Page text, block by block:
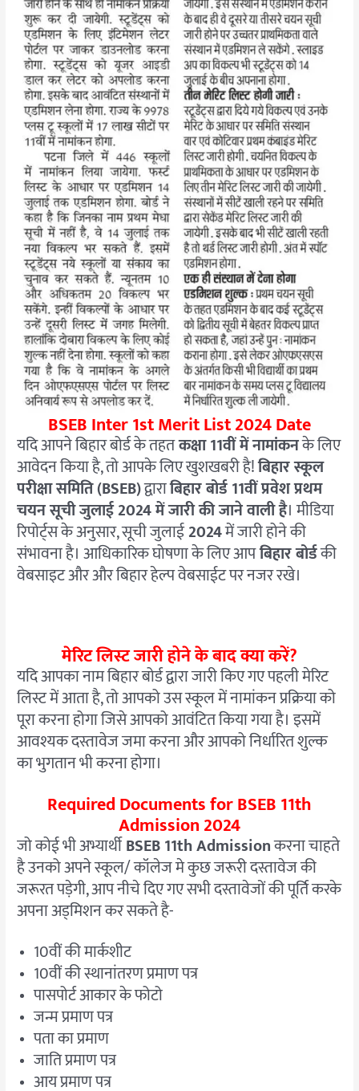
BSEB Inter 1st Merit List 2024 Date
यदि आपने बिहार बोर्ड के तहतकक्षा 11वीं में नामांकनके लिए
आवेदन किया है, तो आपके लिए खुशखबरी है!बिहार स्कूल
परीक्षा समिति (BSEB)द्वाराबिहार बोर्ड 11वीं प्रवेश प्रथम
चयन सूची जुलाई 2024 में जारी की जाने वाली है। मीडिया
रिपोर्ट्स के अनुसार, सूचीजुलाई2024में जारी होने की
संभावना है। आधिकारिक घोषणा के लिए आपबिहार बोर्डकी
वेबसाइट और और बिहार हेल्प वेबसाईट पर नजर रखे।
मेरिट लिस्ट जारी होने के बाद क्या करें?
यदि आपका नाम बिहार बोर्ड द्वारा जारी किए गए पहली मेरिट
लिस्ट में आता है, तो आपको उस स्कूल में नामांकन प्रक्रिया को
पूरा करना होगा जिसे आपको आवंटित किया गया है। इसमें
आवश्यक दस्तावेज जमा करना और आपको निर्धारित शुल्क
का भुगतान भी करना होगा।
Required Documents for BSEB 11th
Admission 2024
जो कोई भी अभ्यार्थीBSEB 11th Admissionकरना चाहते
है उनको अपने स्कूल/ कॉलेज मे कुछ जरूरी दस्तावेज की
जरूरत पड़ेगी, आप नीचे दिए गए सभी दस्तावेजों की पूर्ति करके
अपना अड्मिशन कर सकते है-
10वीं की मार्कशीट
10वीं की स्थानांतरण प्रमाण पत्र
पासपोर्ट आकार के फोटो
जन्म प्रमाण पत्र
पता का प्रमाण
जाति प्रमाण पत्र
आय प्रमाण पत्र